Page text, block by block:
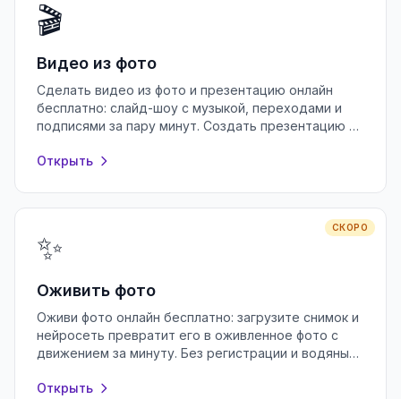
🎬
Видео из фото
Сделать видео из фото и презентацию онлайн
бесплатно: слайд-шоу с музыкой, переходами и
подписями за пару минут. Создать презентацию в
Открыть
СКОРО
✨
Оживить фото
Оживи фото онлайн бесплатно: загрузите снимок и
нейросеть превратит его в оживленное фото с
движением за минуту. Без регистрации и водяных
Открыть